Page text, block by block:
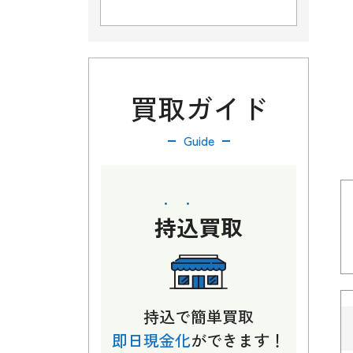
買取ガイド
Guide
持込買取
持込で簡単買取
即日現金化ができます！